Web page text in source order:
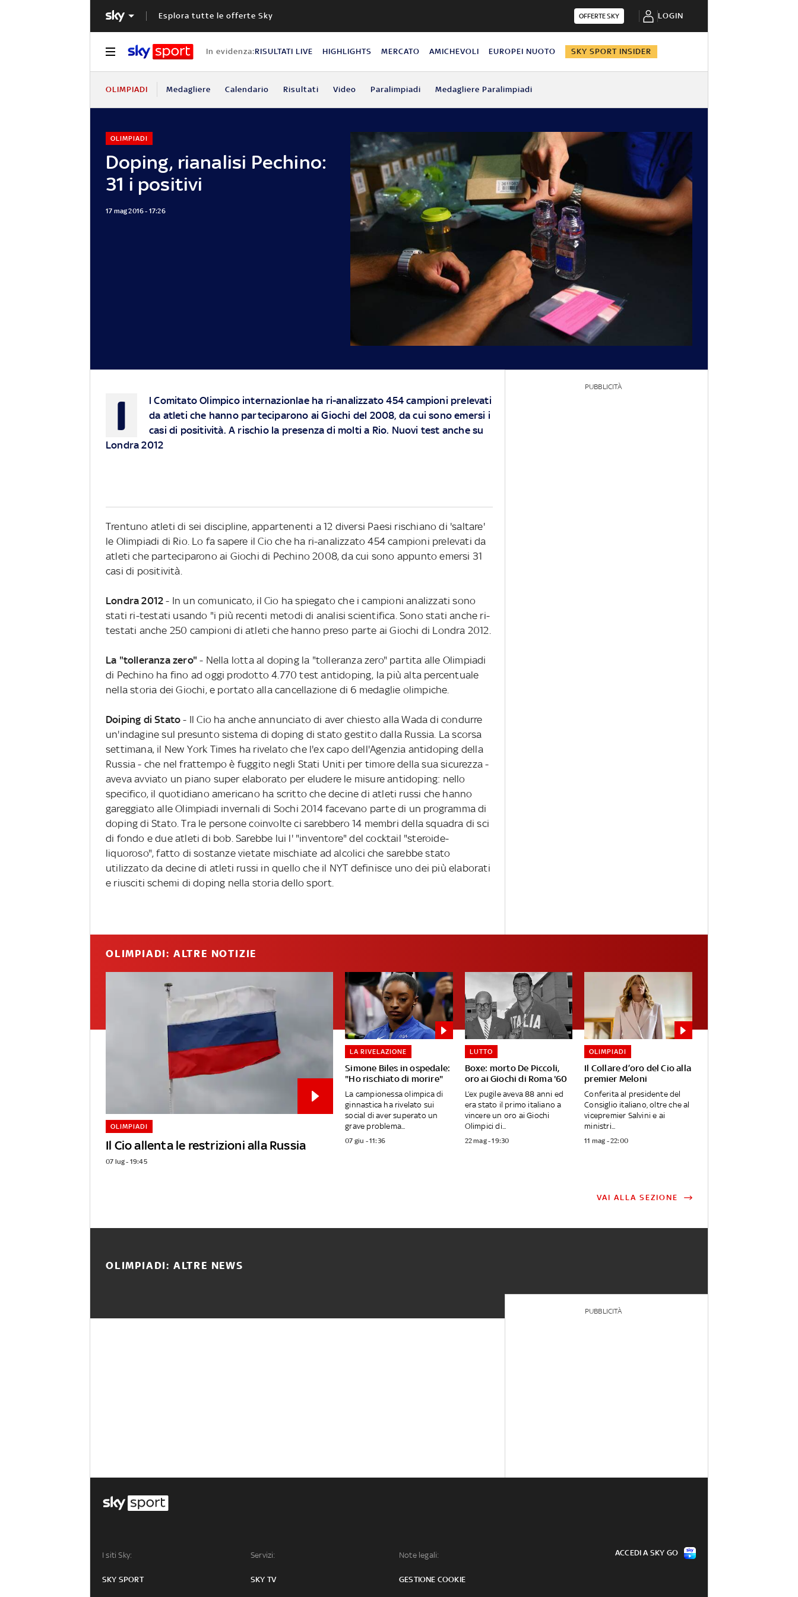
Esplora tutte le offerte Sky OFFERTE SKY LOGIN
In evidenza:RISULTATI LIVE HIGHLIGHTS MERCATO AMICHEVOLI EUROPEI NUOTO SKY SPORT INSIDER
OLIMPIADI Medagliere Calendario Risultati Video Paralimpiadi Medagliere Paralimpiadi
Doping, rianalisi Pechino:
31 i positivi
OLIMPIADI
17 mag 2016 - 17:26
I
l Comitato Olimpico internazionlae ha ri-analizzato 454 campioni prelevati
da atleti che hanno parteciparono ai Giochi del 2008, da cui sono emersi i
casi di positività. A rischio la presenza di molti a Rio. Nuovi test anche su
Londra 2012
Trentuno atleti di sei discipline, appartenenti a 12 diversi Paesi rischiano di 'saltare'
le Olimpiadi di Rio. Lo fa sapere il Cio che ha ri-analizzato 454 campioni prelevati da
atleti che parteciparono ai Giochi di Pechino 2008, da cui sono appunto emersi 31
casi di positività.
Londra 2012- In un comunicato, il Cio ha spiegato che i campioni analizzati sono
stati ri-testati usando "i più recenti metodi di analisi scientifica. Sono stati anche ri-
testati anche 250 campioni di atleti che hanno preso parte ai Giochi di Londra 2012.
La "tolleranza zero" - Nella lotta al doping la "tolleranza zero" partita alle Olimpiadi
di Pechino ha fino ad oggi prodotto 4.770 test antidoping, la più alta percentuale
nella storia dei Giochi, e portato alla cancellazione di 6 medaglie olimpiche.
Doiping di Stato - Il Cio ha anche annunciato di aver chiesto alla Wada di condurre
un'indagine sul presunto sistema di doping di stato gestito dalla Russia. La scorsa
settimana, il New York Times ha rivelato che l'ex capo dell'Agenzia antidoping della
Russia - che nel frattempo è fuggito negli Stati Uniti per timore della sua sicurezza -
aveva avviato un piano super elaborato per eludere le misure antidoping: nello
specifico, il quotidiano americano ha scritto che decine di atleti russi che hanno
gareggiato alle Olimpiadi invernali di Sochi 2014 facevano parte di un programma di
doping di Stato. Tra le persone coinvolte ci sarebbero 14 membri della squadra di sci
di fondo e due atleti di bob. Sarebbe lui l' "inventore" del cocktail "steroide-
liquoroso", fatto di sostanze vietate mischiate ad alcolici che sarebbe stato
utilizzato da decine di atleti russi in quello che il NYT definisce uno dei più elaborati
e riusciti schemi di doping nella storia dello sport.
PUBBLICITÀ
OLIMPIADI: ALTRE NOTIZIE
Il Cio allenta le restrizioni alla Russia
OLIMPIADI
07 lug - 19:45
Simone Biles in ospedale:
"Ho rischiato di morire"
LA RIVELAZIONE
La campionessa olimpica di
ginnastica ha rivelato sui
social di aver superato un
grave problema...
07 giu - 11:36
Boxe: morto De Piccoli,
oro ai Giochi di Roma '60
LUTTO
L’ex pugile aveva 88 anni ed
era stato il primo italiano a
vincere un oro ai Giochi
Olimpici di...
22 mag - 19:30
Il Collare d’oro del Cio alla
premier Meloni
OLIMPIADI
Conferita al presidente del
Consiglio italiano, oltre che al
vicepremier Salvini e ai
ministri...
11 mag - 22:00
VAI ALLA SEZIONE
OLIMPIADI: ALTRE NEWS
PUBBLICITÀ
I siti Sky:
SKY SPORT
Servizi:
SKY TV
Note legali:
GESTIONE COOKIE
ACCEDI A SKY GO